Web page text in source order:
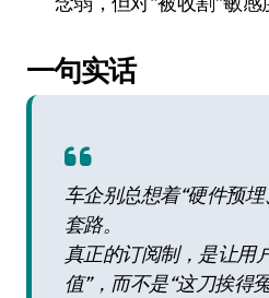
一句实话
车企别总想着“硬件预
套路。
真正的订阅制，是让用
值”，而不是“这刀挨得冤